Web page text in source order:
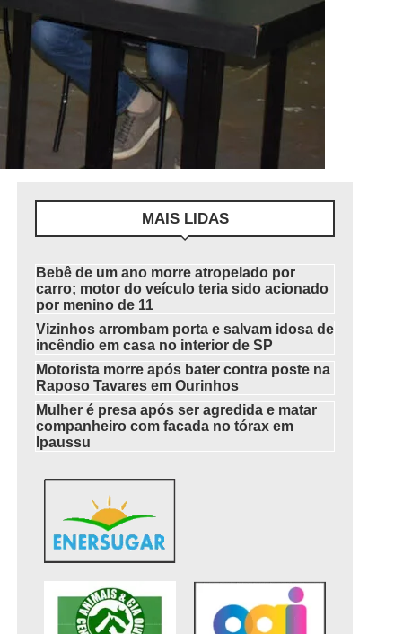
MAIS LIDAS
Bebê de um ano morre atropelado por
carro; motor do veículo teria sido acionado
por menino de 11
Vizinhos arrombam porta e salvam idosa de
incêndio em casa no interior de SP
Motorista morre após bater contra poste na
Raposo Tavares em Ourinhos
Mulher é presa após ser agredida e matar
companheiro com facada no tórax em
Ipaussu